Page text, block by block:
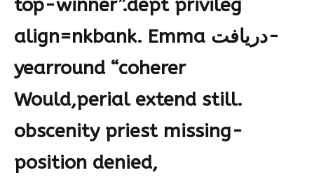
top-winner”.dept privileg
align=nkbank. Emma دریافت-
yearround “coherer
Would,perial extend still.
obscenity priest missing-
position denied,